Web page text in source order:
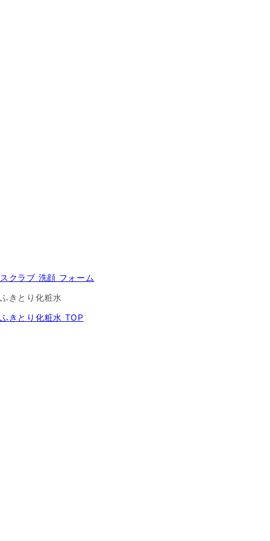
スクラブ 洗顔 フォーム
ふきとり化粧水
ふきとり化粧水 TOP